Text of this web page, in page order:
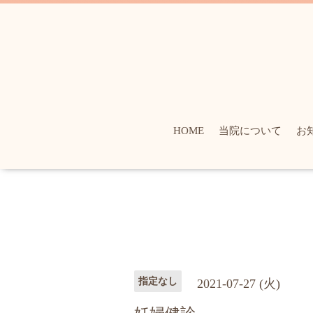
HOME 当院について お
指定なし 2021-07-27 (火)